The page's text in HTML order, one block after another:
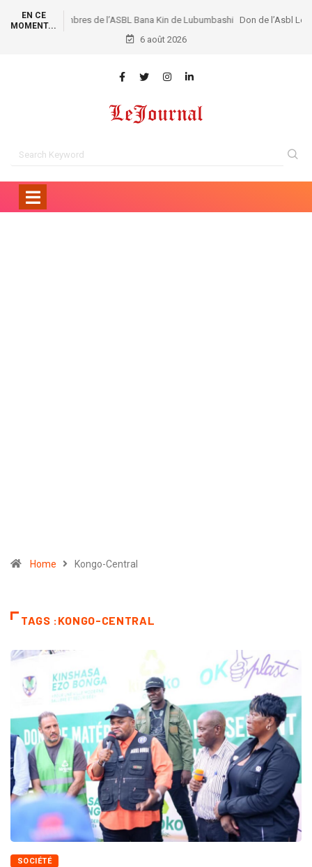
EN CE
MOMENT...
Don de l’Asbl Les Amis de Patrick Muyaya: 25 écoles de
la FUNA dotées de 1.000 kits scolaires !
6 août 2026
Home Kongo-Central
TAGS :KONGO-CENTRAL
SOCIÉTÉ